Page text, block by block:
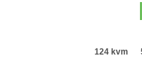
124 kvm